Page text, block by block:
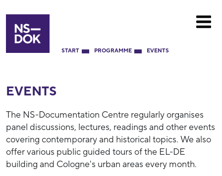
START PROGRAMME EVENTS
EVENTS
The NS-Documentation Centre regularly organises
panel discussions, lectures, readings and other events
covering contemporary and historical topics. We also
offer various public guided tours of the EL-DE
building and Cologne's urban areas every month.